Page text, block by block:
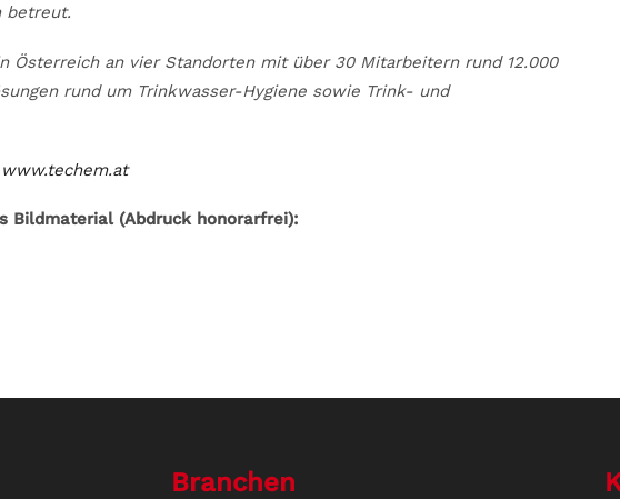
betreut.
Österreich an vier Standorten mit über 30 Mitarbeitern rund 12.000
rund um Trinkwasser-Hygiene sowie Trink- und
www.techem.at
Bildmaterial (Abdruck honorarfrei):
Branchen